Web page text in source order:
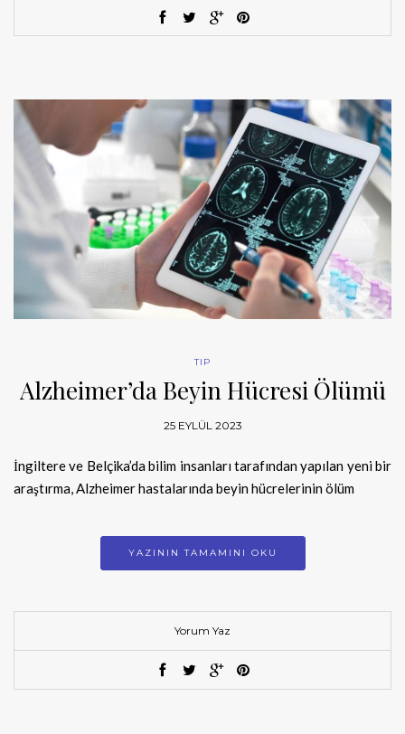
TIP
Alzheimer’da Beyin Hücresi Ölümü
25 EYLÜL 2023
İngiltere ve Belçika’da bilim insanları tarafından yapılan yeni bir
araştırma, Alzheimer hastalarında beyin hücrelerinin ölüm
YAZININ TAMAMINI OKU
Yorum Yaz